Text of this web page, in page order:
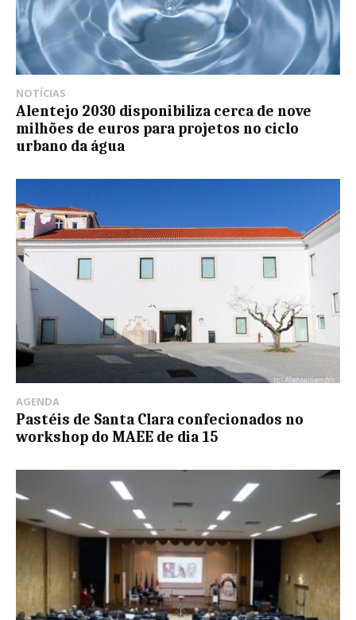
NOTÍCIAS
Alentejo 2030 disponibiliza cerca de nove
milhões de euros para projetos no ciclo
urbano da água
AGENDA
Pastéis de Santa Clara confecionados no
workshop do MAEE de dia 15